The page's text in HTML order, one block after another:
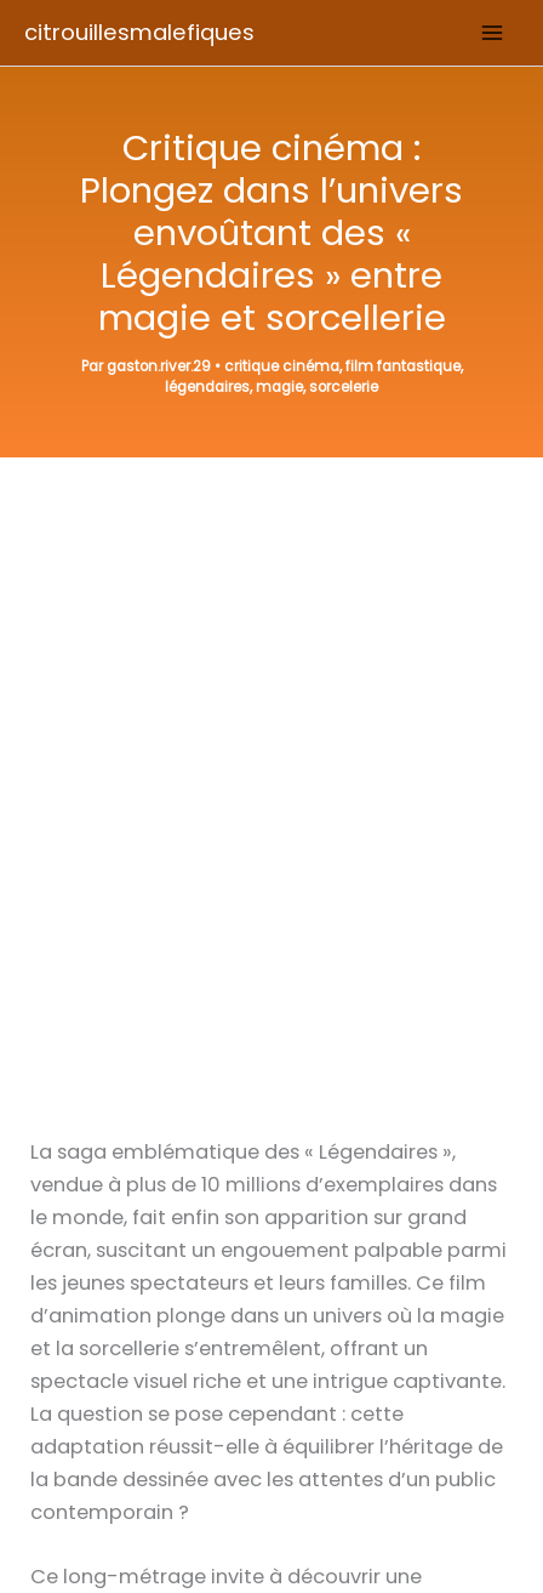
citrouillesmalefiques
Critique cinéma :
Plongez dans l’univers
envoûtant des «
Légendaires » entre
magie et sorcellerie
Pargaston.river.29 • critique cinéma,film fantastique,
légendaires,magie,sorcelerie
La saga emblématique des « Légendaires »,
vendue à plus de 10 millions d’exemplaires dans
le monde, fait enfin son apparition sur grand
écran, suscitant un engouement palpable parmi
les jeunes spectateurs et leurs familles. Ce film
d’animation plonge dans un univers où la magie
et la sorcellerie s’entremêlent, offrant un
spectacle visuel riche et une intrigue captivante.
La question se pose cependant : cette
adaptation réussit-elle à équilibrer l’héritage de
la bande dessinée avec les attentes d’un public
contemporain ?
Ce long-métrage invite à découvrir une